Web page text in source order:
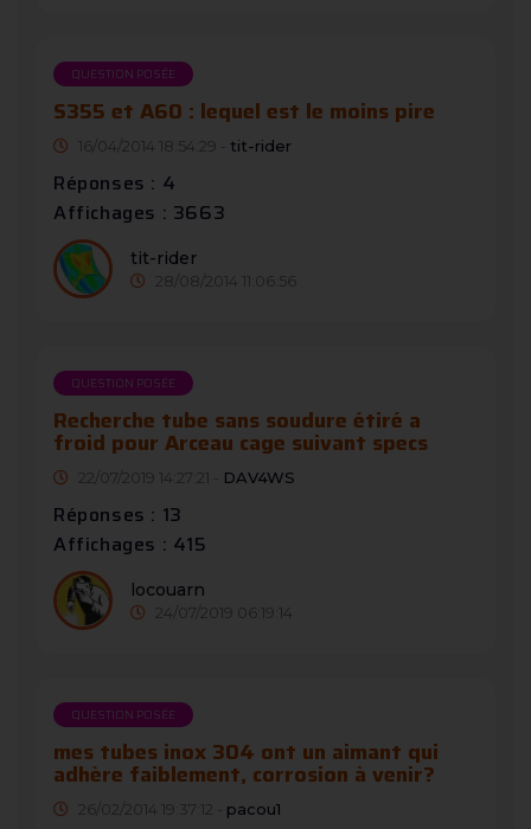
QUESTION POSÉE
S355 et A60 : lequel est le moins pire
16/04/2014 18:54:29 - tit-rider
Réponses : 4
Affichages : 3663
tit-rider
28/08/2014 11:06:56
QUESTION POSÉE
Recherche tube sans soudure étiré a
froid pour Arceau cage suivant specs
22/07/2019 14:27:21 - DAV4WS
Réponses : 13
Affichages : 415
locouarn
24/07/2019 06:19:14
QUESTION POSÉE
mes tubes inox 304 ont un aimant qui
adhère faiblement, corrosion à venir?
26/02/2014 19:37:12 - pacou1